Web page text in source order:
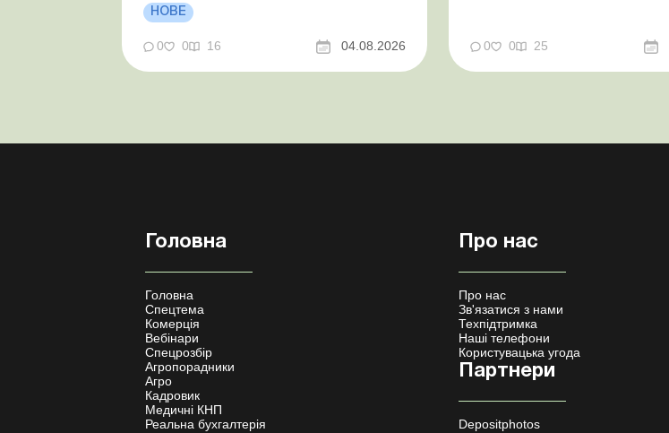
закони про мобілізацію та воєнний стан Для
сільгосппідприємств і ФОП запроваджено
нові одноразові статистичні форми З 2
серпня змінюється порядок зарахування
НОВЕ
0 0 16 04.08.2026
«у розшуку»: що потрібно знати
0 0 25
Головна
Головна
Спецтема
Комерція
Вебінари
Спецрозбір
Агропорадники
Агро
Кадровик
Медичні КНП
Реальна бухгалтерія
Про нас
Про нас
Зв'язатися з нами
Техпідтримка
Наші телефони
Користувацька угода
Партнери
Depositphotos